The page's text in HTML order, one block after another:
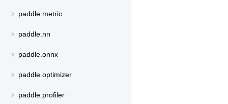
paddle.metric
paddle.nn
paddle.onnx
paddle.optimizer
paddle.profiler